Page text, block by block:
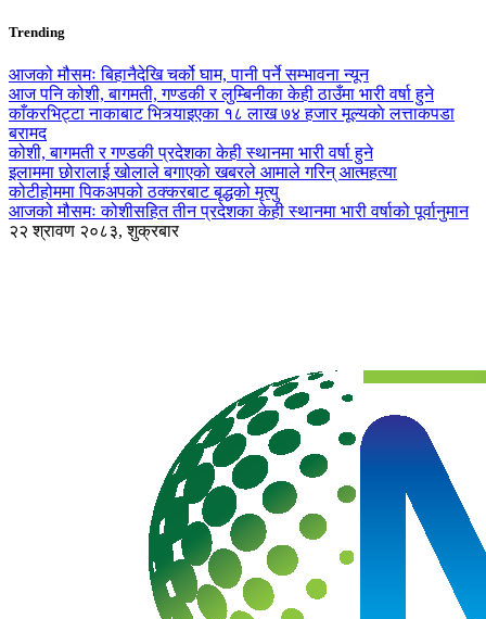
Trending
आजको मौसमः बिहानैदेखि चर्को घाम, पानी पर्ने सम्भावना न्यून
आज पनि कोशी, बागमती, गण्डकी र लुम्बिनीका केही ठाउँमा भारी वर्षा हुने
काँकरभिट्टा नाकाबाट भित्र्याइएका १८ लाख ७४ हजार मूल्यकाे लत्ताकपडा
बरामद
कोशी, बागमती र गण्डकी प्रदेशका केही स्थानमा भारी वर्षा हुने
इलाममा छोरालाई खोलाले बगाएकाे खबरले आमाले गरिन् आत्महत्या
कोटीहोममा पिकअपको ठक्करबाट बृद्धको मृत्यु
आजको मौसमः कोशीसहित तीन प्रदेशका केही स्थानमा भारी वर्षाको पूर्वानुमान
२२ श्रावण २०८३, शुक्रबार